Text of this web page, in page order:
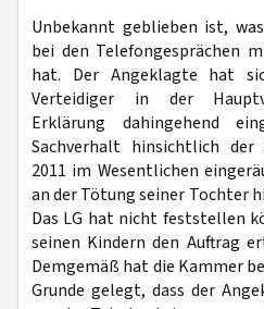
Unbekannt geblieben ist,
bei den Telefongesprächen
hat. Der Angeklagte hat
Verteidiger in der
Erklärung dahingehend
Sachverhalt hinsichtlich
2011 im Wesentlichen
an der Tötung seiner Tochter
Das LG hat nicht feststellen
seinen Kindern den Auftrag
Demgemäß hat die Kammer
Grunde gelegt, dass der